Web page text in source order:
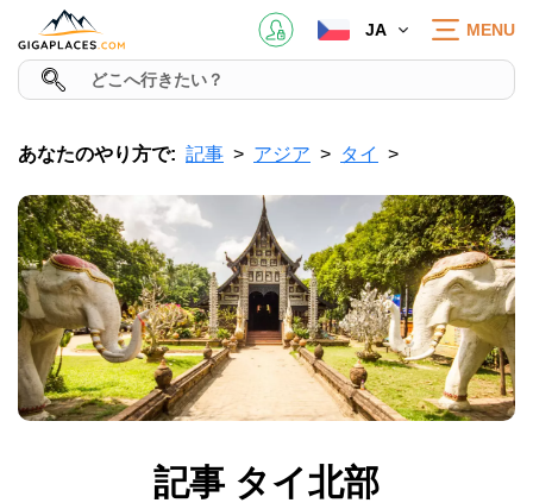
JA MENU
あなたのやり方で: 記事 アジア タイ
記事 タイ北部